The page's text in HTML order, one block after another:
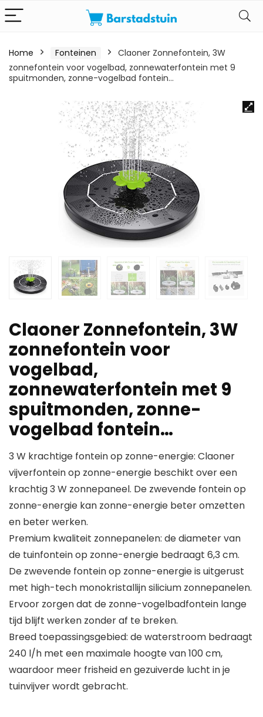
Home Fonteinen
Claoner Zonnefontein, 3W
zonnefontein voor vogelbad, zonnewaterfontein met 9
spuitmonden, zonne-vogelbad fontein…
Claoner Zonnefontein, 3W
zonnefontein voor
vogelbad,
zonnewaterfontein met 9
spuitmonden, zonne-
vogelbad fontein…
3 W krachtige fontein op zonne-energie: Claoner
vijverfontein op zonne-energie beschikt over een
krachtig 3 W zonnepaneel. De zwevende fontein op
zonne-energie kan zonne-energie beter omzetten
en beter werken.
Premium kwaliteit zonnepanelen: de diameter van
de tuinfontein op zonne-energie bedraagt 6,3 cm.
De zwevende fontein op zonne-energie is uitgerust
met high-tech monokristallijn silicium zonnepanelen.
Ervoor zorgen dat de zonne-vogelbadfontein lange
tijd blijft werken zonder af te breken.
Breed toepassingsgebied: de waterstroom bedraagt
240 l/h met een maximale hoogte van 100 cm,
waardoor meer frisheid en gezuiverde lucht in je
tuinvijver wordt gebracht.